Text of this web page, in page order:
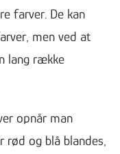
farver. De kan
men ved at
lang række
opnår man
og blå blandes,